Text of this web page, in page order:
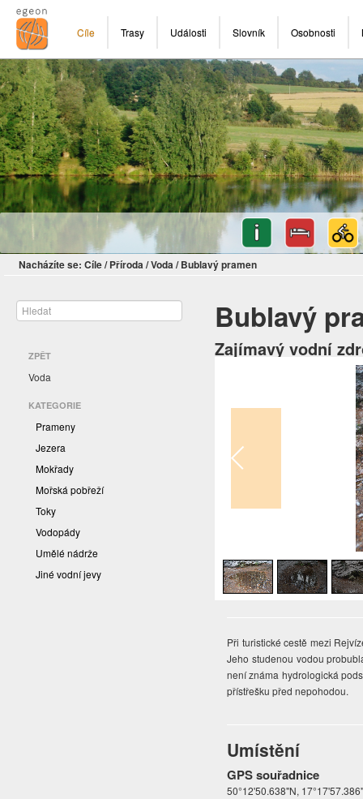
Cíle Trasy Události Slovník Osobnosti
Nacházíte se: Cíle/ Příroda/Voda/ Bublavý pramen
ZPĚT
Voda
KATEGORIE
Prameny
Jezera
Mokřady
Mořská pobřeží
Toky
Vodopády
Umělé nádrže
Jiné vodní jevy
Bublavý
Zajímavý vodní
Při turistické cestě mezi
Jeho studenou vodou
není známa hydrologická
přístřešku před nepohodou.
Umístění
GPS souřadnice
50°12'50.638"N,